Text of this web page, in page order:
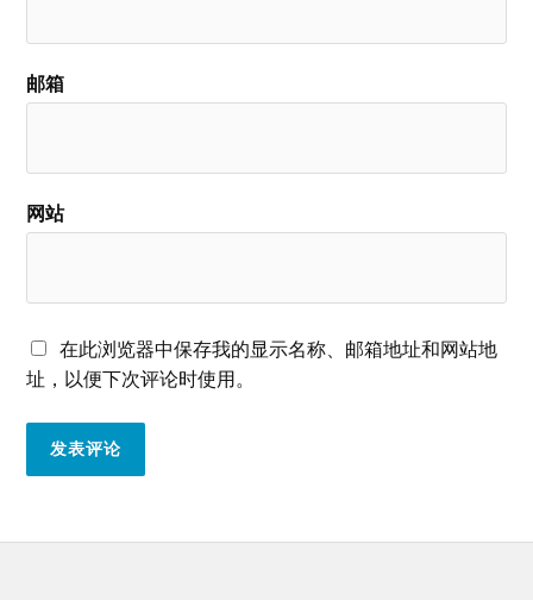
邮箱
网站
在此浏览器中保存我的显示名称、邮箱地址和网站地
址，以便下次评论时使用。